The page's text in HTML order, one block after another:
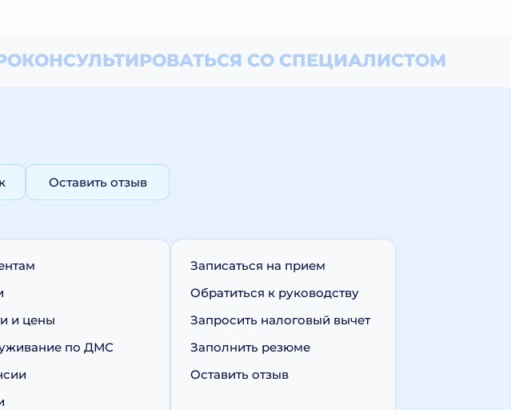
СО СПЕЦИАЛИСТОМ
Оставить отзыв
и цены
по ДМС
Записаться на прием
Обратиться к руководству
Запросить налоговый вычет
Заполнить резюме
Оставить отзыв